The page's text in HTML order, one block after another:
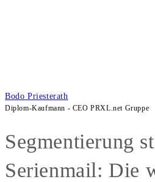
Bodo Priesterath
Diplom-Kaufmann - CEO PRXL.net Gruppe
Segmentierung
Serienmail: Die